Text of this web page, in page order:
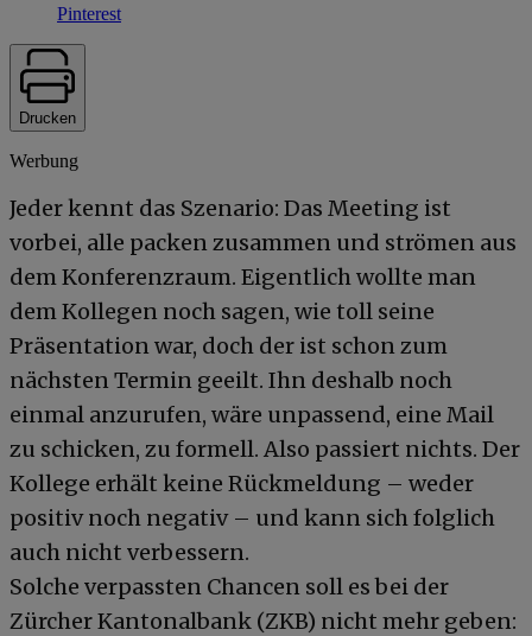
Pinterest
Drucken
Werbung
Jeder kennt das Szenario: Das Meeting ist
vorbei, alle packen zusammen und strömen aus
dem Konferenzraum. Eigentlich wollte man
dem Kollegen noch sagen, wie toll seine
Präsentation war, doch der ist schon zum
nächsten Termin geeilt. Ihn deshalb noch
einmal anzurufen, wäre unpassend, eine Mail
zu schicken, zu formell. Also passiert nichts. Der
Kollege erhält keine Rückmeldung – weder
positiv noch negativ – und kann sich folglich
auch nicht verbessern.
Solche verpassten Chancen soll es bei der
Zürcher Kantonalbank (ZKB) nicht mehr geben: